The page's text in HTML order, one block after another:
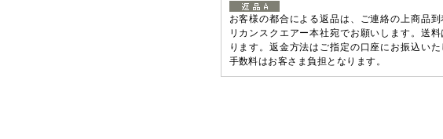
お客様の都合による返品は、ご連絡の上商品
リカンスクエアー本社宛でお願いします。送
ります。返金方法はご指定の口座にお振込い
手数料はお客さま負担となります。